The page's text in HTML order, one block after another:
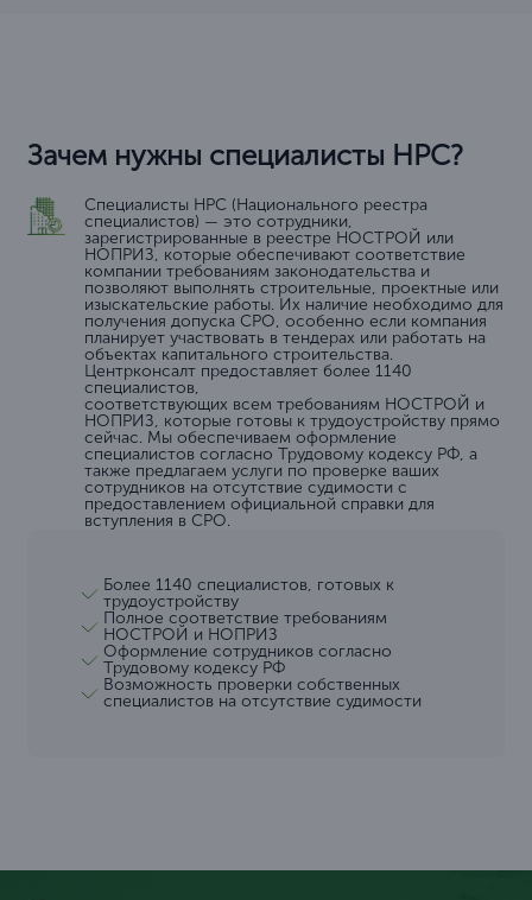
Зачем нужны специалисты НРС?
Специалисты НРС (Национального реестра
специалистов) — это сотрудники,
зарегистрированные в реестре НОСТРОЙ или
НОПРИЗ, которые обеспечивают соответствие
компании требованиям законодательства и
позволяют выполнять строительные, проектные или
изыскательские работы. Их наличие необходимо для
получения допуска СРО, особенно если компания
планирует участвовать в тендерах или работать на
объектах капитального строительства.
Центрконсалт предоставляет более 1140
специалистов,
соответствующих всем требованиям НОСТРОЙ и
НОПРИЗ, которые готовы к трудоустройству прямо
сейчас. Мы обеспечиваем оформление
специалистов согласно Трудовому кодексу РФ, а
также предлагаем услуги по проверке ваших
сотрудников на отсутствие судимости с
предоставлением официальной справки для
вступления в СРО.
Более 1140 специалистов, готовых к
трудоустройству
Полное соответствие требованиям
НОСТРОЙ и НОПРИЗ
Оформление сотрудников согласно
Трудовому кодексу РФ
Возможность проверки собственных
специалистов на отсутствие судимости